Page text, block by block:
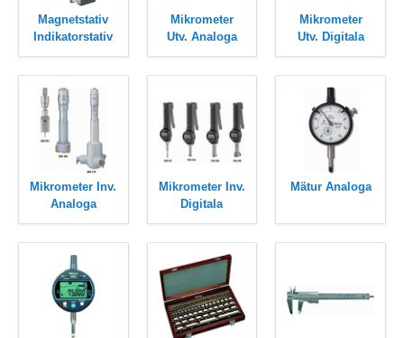
Magnetstativ
Indikatorstativ
Mikrometer
Utv. Analoga
Mikrometer
Utv. Digitala
Mikrometer Inv.
Analoga
Mikrometer Inv.
Digitala
Mätur Analoga